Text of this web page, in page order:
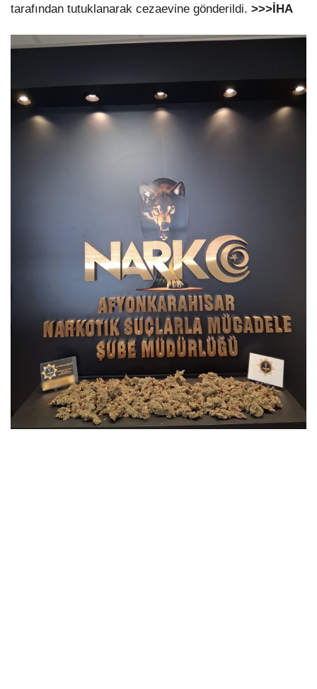
tarafından tutuklanarak cezaevine gönderildi. >>>İHA